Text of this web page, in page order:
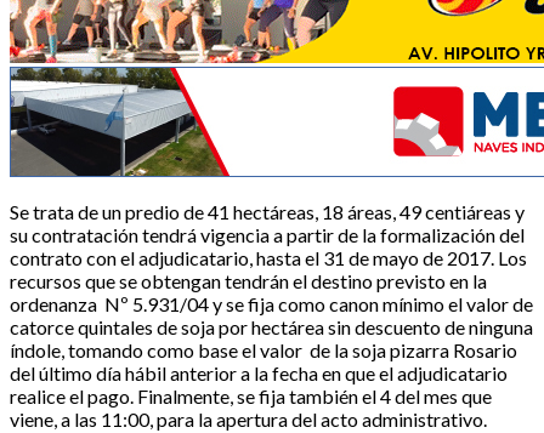
Se trata de un predio de 41 hectáreas, 18 áreas, 49 centiáreas y
su contratación tendrá vigencia a partir de la formalización del
contrato con el adjudicatario, hasta el 31 de mayo de 2017. Los
recursos que se obtengan tendrán el destino previsto en la
ordenanza Nº 5.931/04 y se fija como canon mínimo el valor de
catorce quintales de soja por hectárea sin descuento de ninguna
índole, tomando como base el valor de la soja pizarra Rosario
del último día hábil anterior a la fecha en que el adjudicatario
realice el pago. Finalmente, se fija también el 4 del mes que
viene, a las 11:00, para la apertura del acto administrativo.